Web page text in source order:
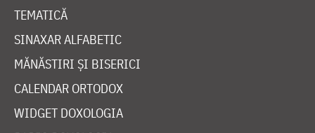
TEMATICĂ
SINAXAR ALFABETIC
MĂNĂSTIRI ȘI BISERICI
CALENDAR ORTODOX
WIDGET DOXOLOGIA